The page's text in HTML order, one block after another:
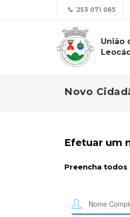
253 071 065
União
Novo
Efetuar um
Preencha